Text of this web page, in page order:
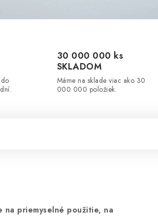
30 000 000 ks
SKLADOM
Máme na sklade viac ako 30
000 000 položiek.
na priemyselné použitie, na